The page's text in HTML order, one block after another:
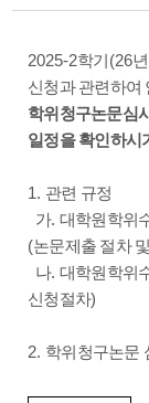
2025-2학기 (26년
신청과 관련하여
학위청구논문심
일정을 확인하시
1. 관련 규정
가. 대학원학위
(논문제출 절차
나. 대학원학위
신청절차)
2. 학위청구논문